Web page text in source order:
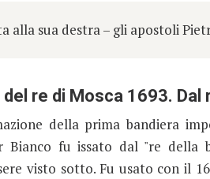
alla sua destra – gli apostoli
re di Mosca 1693. Dal
della prima bandiera
Bianco fu issato dal "re della
visto sotto. Fu usato con il